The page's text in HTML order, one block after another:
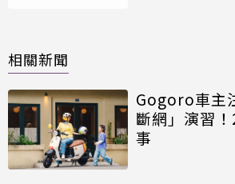
相關新聞
Gogoro車主
斷網」演習
事